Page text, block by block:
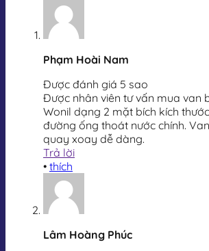
Phạm Hoài Nam
Được đánh giá 5 sao
Được nhân viên tư vấn mua van
Wonil dạng 2 mặt bích kích
đường ống thoát nước chính.
quay xoay dễ dàng.
Trả lời
• thích
Lâm Hoàng Phúc